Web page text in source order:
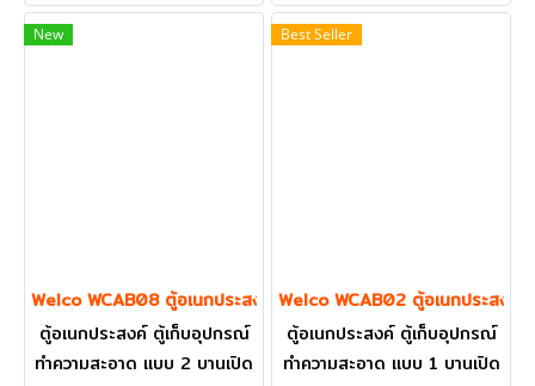
New
Welco WCAB08 ตู้อเนกประสงค์ แบบมือจับสวอน
ตู้อเนกประสงค์ ตู้เก็บอุปกรณ์
ทำความสะอาด แบบ 2 บานเปิด
Best Seller
Welco WCAB02 ตู้อเนกประสงค์
ตู้อเนกประสงค์ ตู้เก็บอุปกรณ์
ทำความสะอาด แบบ 1 บานเปิด